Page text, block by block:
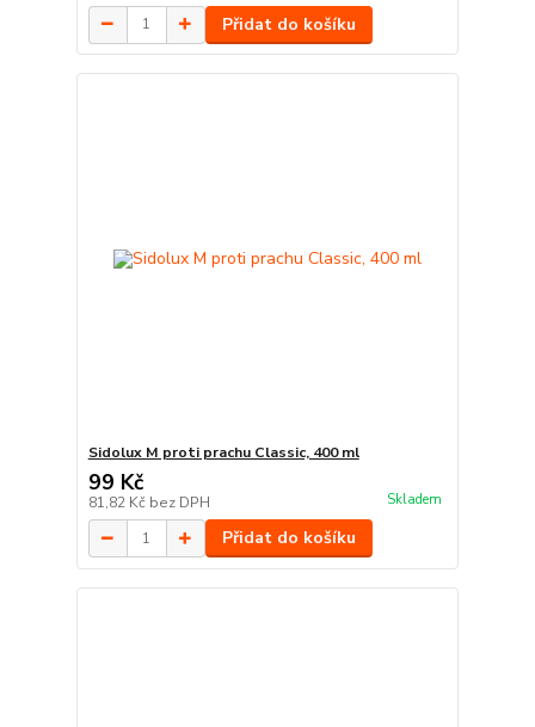
Přidat do košíku
Sidolux M proti prachu Classic, 400 ml
99 Kč
81,82 Kč bez DPH Skladem
Přidat do košíku